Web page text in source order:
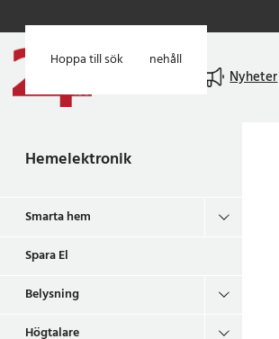
Hoppa till huvudinnehåll
Hoppa till sök
Nyheter
Hemelektronik
Smarta hem
Spara El
Belysning
Högtalare